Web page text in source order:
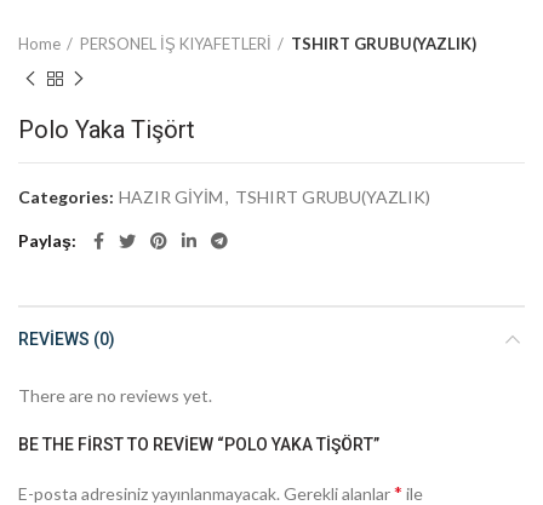
Home PERSONEL İŞ KIYAFETLERİ TSHIRT GRUBU(YAZLIK)
Polo Yaka Tişört
Categories: HAZIR GİYİM, TSHIRT GRUBU(YAZLIK)
Paylaş
REVIEWS (0)
There are no reviews yet.
BE THE FIRST TO REVIEW “POLO YAKA TIŞÖRT”
E-posta adresiniz yayınlanmayacak. Gerekli alanlar* ile